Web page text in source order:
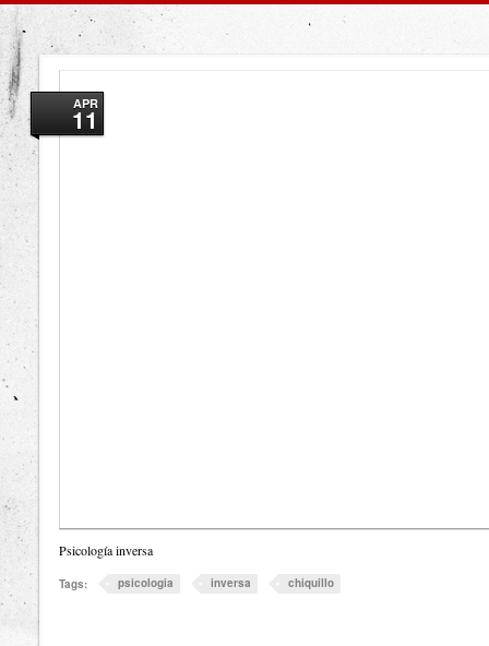
APR
11
Psicología inversa
Tags: psicologia inversa chiquillo